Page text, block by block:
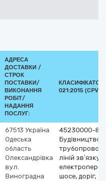
АДРЕСА
ДОСТАВКИ /
СТРОК
ПОСТАВКИ/
ВИКОНАННЯ
РОБІТ/
НАДАННЯ
ПОСЛУГ:
КЛАСИФІКАТОР
021:2015 (CPV)
67513 Україна
Одеська
область
Олександрівка
вул.
Виноградна
45230000-8
Будівництво
ліній зв’язку
шосе, доріг,